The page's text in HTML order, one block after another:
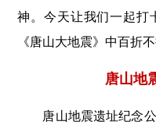
神。今天让我们一起打
《唐山大地震》中百折
唐山地
唐山地震遗址纪念